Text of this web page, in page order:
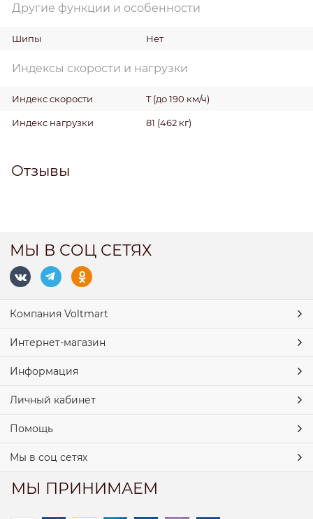
Другие функции и особенности
Шипы Нет
Индексы скорости и нагрузки
Индекс скорости T (до 190 км/ч)
Индекс нагрузки 81 (462 кг)
Отзывы
МЫ В СОЦ СЕТЯХ
Компания Voltmart
Интернет-магазин
Информация
Личный кабинет
Помощь
Мы в соц сетях
МЫ ПРИНИМАЕМ